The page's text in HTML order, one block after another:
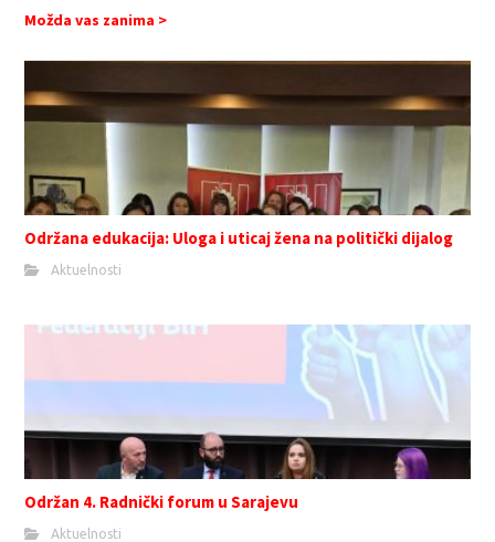
Možda vas zanima >
Održana edukacija: Uloga i uticaj žena na politički dijalog
Aktuelnosti
Održan 4. Radnički forum u Sarajevu
Aktuelnosti